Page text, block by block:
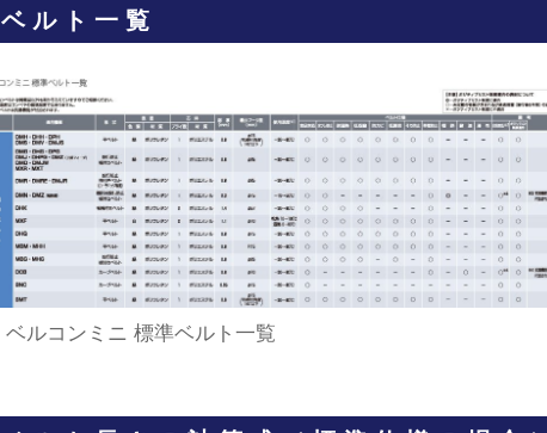
ベルト一覧
ベルコンミニ 標準ベルト一覧